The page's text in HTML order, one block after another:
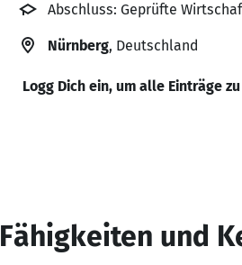
Abschluss: Geprüfte
Nürnberg, Deutschland
Logg Dich ein, um alle Einträge
Fähigkeiten und